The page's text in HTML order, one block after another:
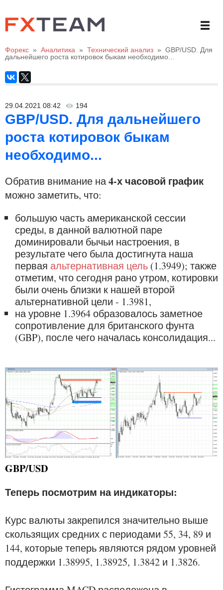
Форекс » Аналитика » Технический анализ » GBP/USD. Для
дальнейшего роста котировок быкам необходимо...
29.04.2021 08:42 194
GBP/USD. Для дальнейшего
роста котировок быкам
необходимо...
Обратив внимание на4-х часовой график
можно заметить, что:
большую часть американской сессии
среды, в данной валютной паре
доминировали бычьи настроения, в
результате чего была достигнута наша
первая альтернативная цель (1.3949); также
отметим, что сегодня рано утром, котировки
были очень близки к нашей второй
альтернативной цели - 1.3981,
на уровне 1.3964 образовалось заметное
сопротивление для британского фунта
(GBP), после чего началась консолидация...
GBP/USD
Теперь посмотрим на индикаторы:
Курс валюты закрепился значительно выше
скользящих средних с периодами 55, 34, 89 и
144, которые теперь являются рядом уровней
поддержки 1.38995, 1.38925, 1.3842 и 1.3826.